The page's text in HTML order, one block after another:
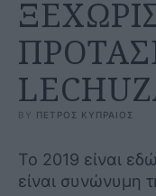
BY ΠΕΤΡΟΣ ΚΥΠΡΑΙΟΣ
Το 2019 είναι
είναι συνώνυμη